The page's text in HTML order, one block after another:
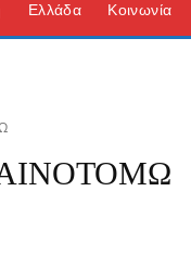
Ελλάδα Κοινωνία